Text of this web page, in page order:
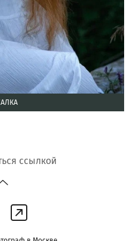
ссылкой